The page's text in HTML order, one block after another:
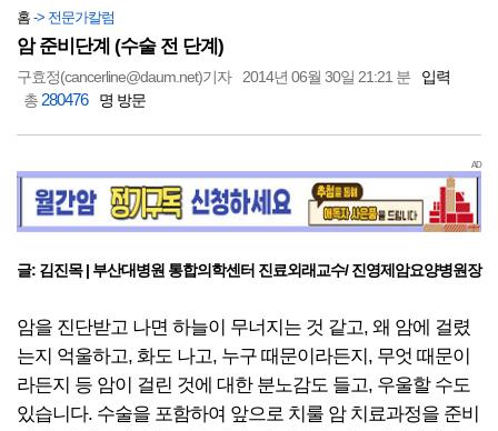
홈 -> 전문가칼럼
암 준비단계 (수술 전 단계)
구효정(cancerline@daum.net)기자 2014년 06월 30일 21:21 분
입력
총 280476 명 방문
AD
글: 김진목 | 부산대병원 통합의학센터 진료외래교수/ 진영제암요양병원장
암을 진단받고 나면 하늘이 무너지는 것 같고, 왜 암에 걸렸
는지 억울하고, 화도 나고, 누구 때문이라든지, 무엇 때문이
라든지 등 암이 걸린 것에 대한 분노감도 들고, 우울할 수도
있습니다. 수술을 포함하여 앞으로 치룰 암 치료과정을 준비